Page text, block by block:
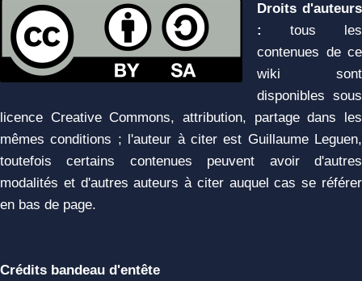
Droits d'auteurs
:
tous les
contenues de ce
wiki sont
disponibles sous
licence Creative Commons, attribution, partage dans les
mêmes conditions ; l'auteur à citer est Guillaume Leguen,
toutefois certains contenues peuvent avoir d'autres
modalités et d'autres auteurs à citer auquel cas se référer
en bas de page.
Crédits bandeau d'entête